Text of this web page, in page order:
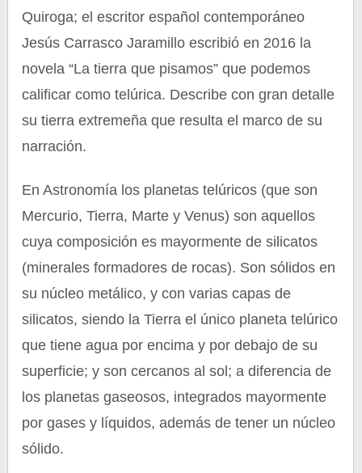
Quiroga; el escritor español contemporáneo
Jesús Carrasco Jaramillo escribió en 2016 la
novela “La tierra que pisamos” que podemos
calificar como telúrica. Describe con gran detalle
su tierra extremeña que resulta el marco de su
narración.
En Astronomía los planetas telúricos (que son
Mercurio, Tierra, Marte y Venus) son aquellos
cuya composición es mayormente de silicatos
(minerales formadores de rocas). Son sólidos en
su núcleo metálico, y con varias capas de
silicatos, siendo la Tierra el único planeta telúrico
que tiene agua por encima y por debajo de su
superficie; y son cercanos al sol; a diferencia de
los planetas gaseosos, integrados mayormente
por gases y líquidos, además de tener un núcleo
sólido.